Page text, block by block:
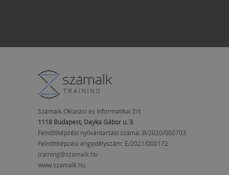
Számalk Oktatási és Informatikai Zrt.
1118 Budapest, Dayka Gábor u. 3.
Felnőttképzési nyilvántartási száma: B/2020/000703
Felnőttképzési engedélyszám: E/2021/000172
training@szamalk.hu
www.szamalk.hu